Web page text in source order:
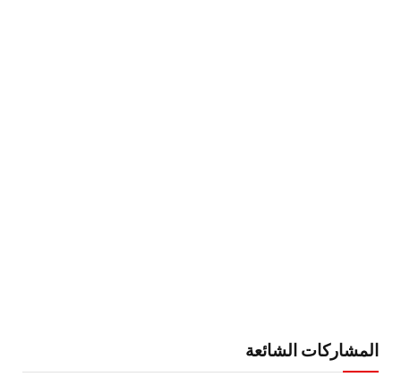
المشاركات الشائعة